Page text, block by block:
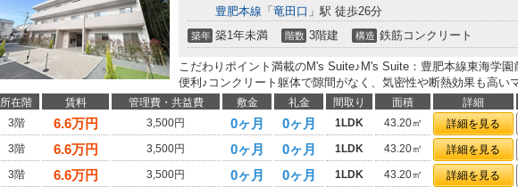
豊肥本線 「 竜田口 」駅 徒歩26分
築年 築1年未満 階数 3階建 構造 鉄筋コンクリート
こだわりポイント満載のM's Suite♪M's Suite：豊肥本線東海学園
便利♪コンクリート躯体で隙間がなく、気密性や断熱効果も高い
所在階 賃料 管理費・共益費 敷金 礼金 間取り 面積 詳細
3階
6.6万円 3,500円 0ヶ月 0ヶ月 1LDK 43.20㎡ 詳細を見る
3階
6.6万円 3,500円 0ヶ月 0ヶ月 1LDK 43.20㎡ 詳細を見る
3階
6.6万円 3,500円 0ヶ月 0ヶ月 1LDK 43.20㎡ 詳細を見る